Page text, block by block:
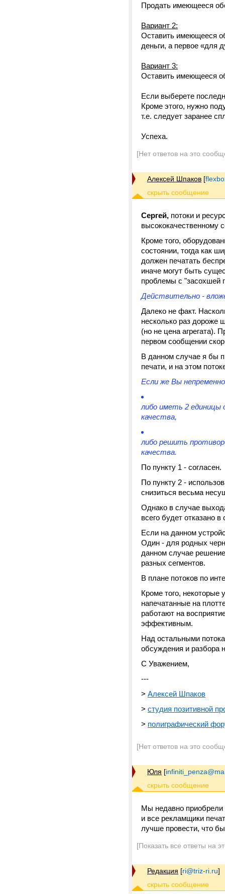
Продать имеющееся
Вариант 2:
Оставить имеющееся
деньги, а первое «для
Вариант 3:
Оставить имеющееся
Если выберете
Кроме этого, нужно
т.е. следует заранее
Успеха.
[Нет ответов на это
Алексей Шпаков [
Сергей, потоки и
высококачественному
Кроме того,
состоянии, тогда как
должен печатать
иначе могут быть
проблемы с "засохшей
Действительно -
Далеко не факт.
несколько раз дороже
(но не цена агрегата).
первом сообщении
В данном случае я бы
печати, и на этом
Если же Вы
либо иметь 2 единицы
качества,
либо решить
качества.
По пункту 1 - согласен.
По пункту 2 -
снизиться весьма
Однако в случае
всего будет отказано
Если на данном
Один - для родных
данном случае
разных сегментов.
В плане потоков по
Кроме того, некоторые
напечатанные на
работают на
эффективным.
Над остальными
обсуждения и разбора
С Уважением,
---
> Алексей Шпаков
> студия позитивной
> полиграфический
[Нет ответов на это
Юля [
Мы недавно приобрели
и все рекламщики
лучше провести, что
[Показать все ответы на
Редакция [ri@triz-ri.ru]